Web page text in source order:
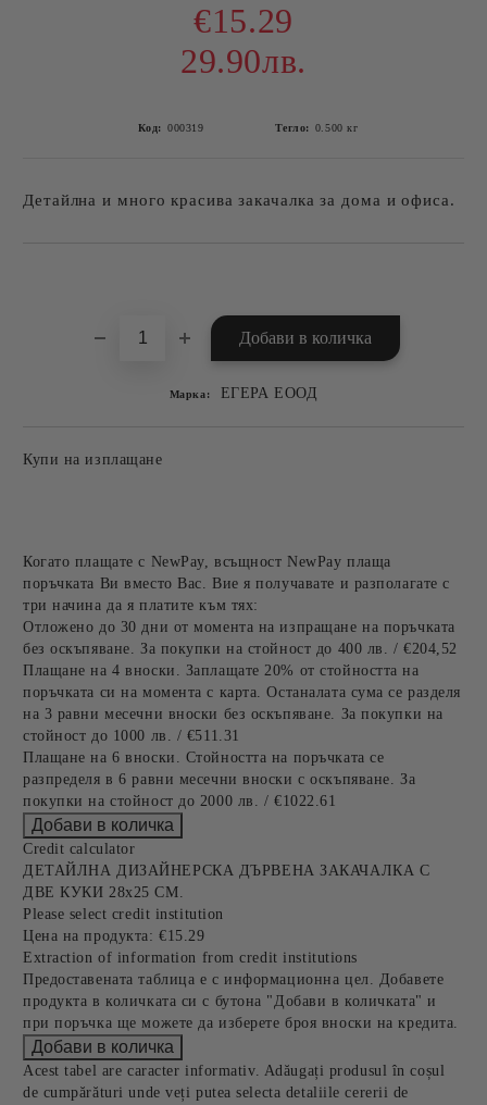
€15.29
29.90лв.
Код: 000319 Тегло: 0.500 кг
Детайлна и много красива закачалка за дома и офиса.
Марка: ЕГЕРА ЕООД
Купи на изплащане
Когато плащате с NewPay, всъщност NewPay плаща
поръчката Ви вместо Вас. Вие я получавате и разполагате с
три начина да я платите към тях:
Отложено до 30 дни от момента на изпращане на поръчката
без оскъпяване. За покупки на стойност до 400 лв. / €204,52
Плащане на 4 вноски. Заплащате 20% от стойността на
поръчката си на момента с карта. Останалата сума се разделя
на 3 равни месечни вноски без оскъпяване. За покупки на
стойност до 1000 лв. / €511.31
Плащане на 6 вноски. Стойността на поръчката се
разпределя в 6 равни месечни вноски с оскъпяване. За
покупки на стойност до 2000 лв. / €1022.61
Credit calculator
ДЕТАЙЛНА ДИЗАЙНЕРСКА ДЪРВЕНА ЗАКАЧАЛКА С
ДВЕ КУКИ 28х25 СМ.
Please select credit institution
Цена на продукта: €15.29
Extraction of information from credit institutions
Предоставената таблица е с информационна цел. Добавете
продукта в количката си с бутона "Добави в количката" и
при поръчка ще можете да изберете броя вноски на кредита.
Acest tabel are caracter informativ. Adăugați produsul în coșul
de cumpărături unde veți putea selecta detaliile cererii de